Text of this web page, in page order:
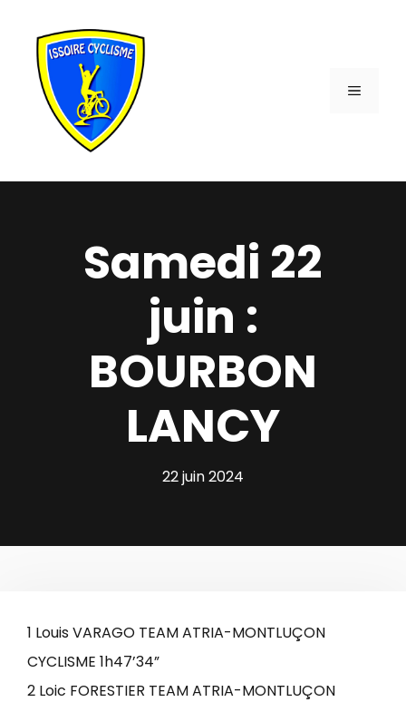
contenu
MENU
Samedi 22
juin :
BOURBON
LANCY
22 juin 2024
1 Louis VARAGO TEAM ATRIA-MONTLUÇON
CYCLISME 1h47’34”
2 Loic FORESTIER TEAM ATRIA-MONTLUÇON